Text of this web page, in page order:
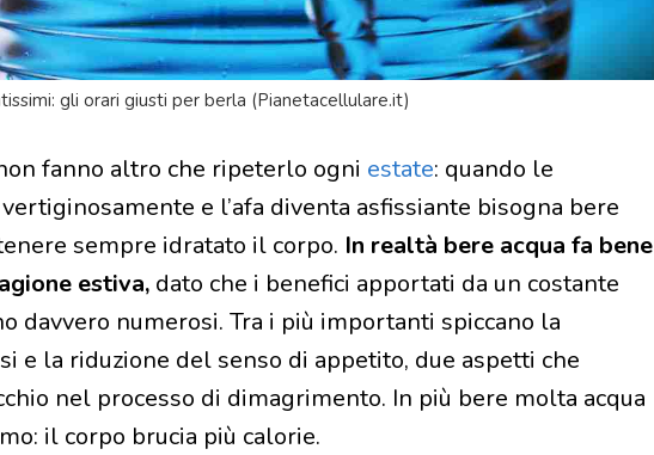
gli orari giusti per berla (Pianetacellulare.it)
fanno altro che ripeterlo ogni estate: quando le
e l’afa diventa asfissiante bisogna bere
sempre idratato il corpo. In realtà bere acqua fa bene
estiva, dato che i benefici apportati da un costante
davvero numerosi. Tra i più importanti spiccano la
e la riduzione del senso di appetito, due aspetti che
nel processo di dimagrimento. In più bere molta acqua
il corpo brucia più calorie.